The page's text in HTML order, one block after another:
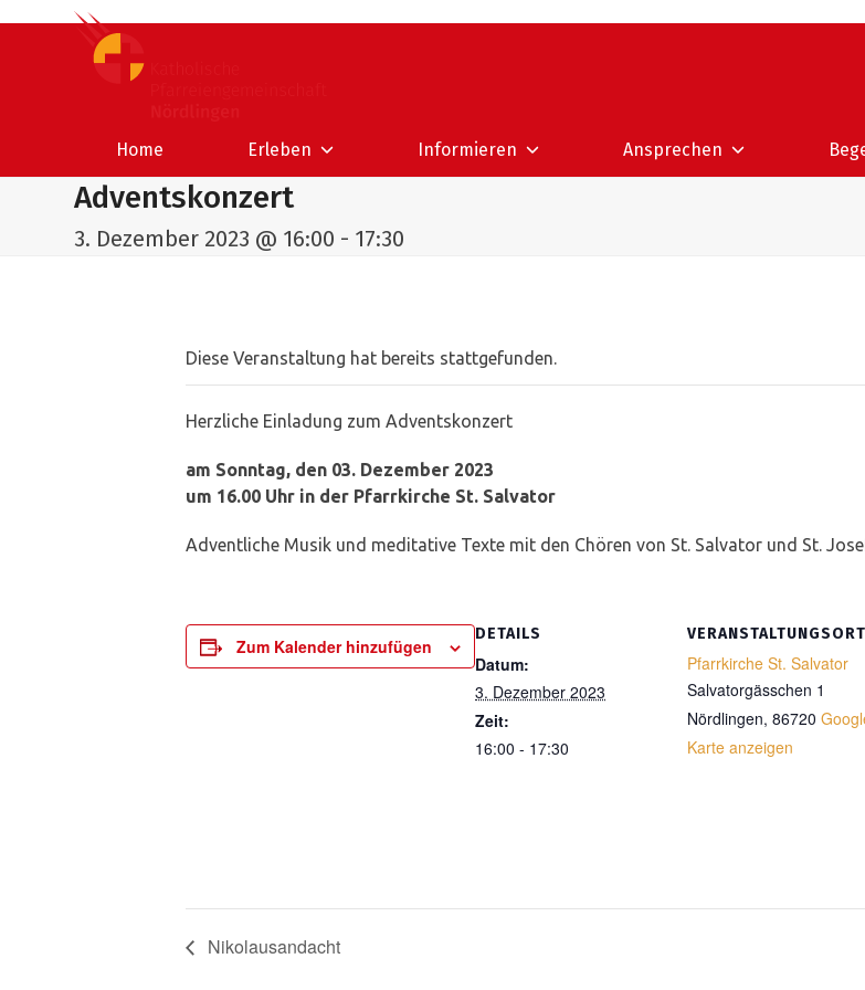
Home Erleben Informieren Ansprechen
Adventskonzert
3. Dezember 2023 @ 16:00 - 17:30
Diese Veranstaltung hat bereits stattgefunden.
Herzliche Einladung zum Adventskonzert
am Sonntag, den 03. Dezember 2023
um 16.00 Uhr in der Pfarrkirche St. Salvator
Adventliche Musik und meditative Texte mit den Chören von St. Salvator und St.
Zum Kalender hinzufügen
DETAILS
Datum:
3. Dezember 2023
Zeit:
16:00 - 17:30
VERANSTALTUNGSORT
Pfarrkirche St. Salvator
Salvatorgässchen 1
Nördlingen, 86720
Karte anzeigen
Nikolausandacht